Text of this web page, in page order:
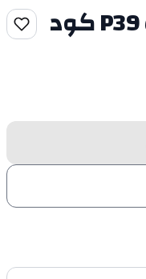
سماعة رأس بلوتوث P39 كود